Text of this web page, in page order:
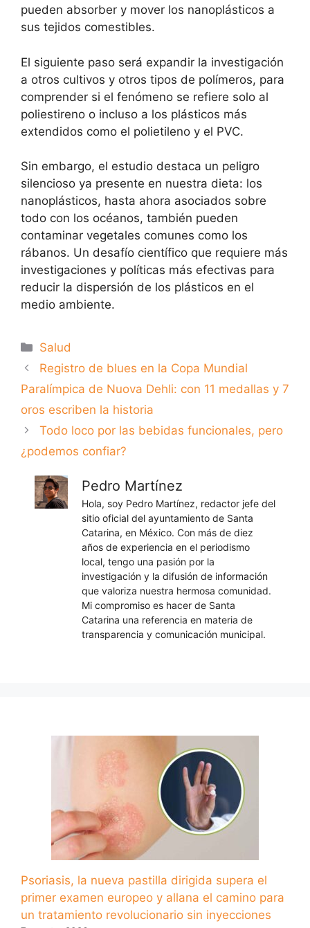
pueden absorber y mover los nanoplásticos a
sus tejidos comestibles.
El siguiente paso será expandir la investigación
a otros cultivos y otros tipos de polímeros, para
comprender si el fenómeno se refiere solo al
poliestireno o incluso a los plásticos más
extendidos como el polietileno y el PVC.
Sin embargo, el estudio destaca un peligro
silencioso ya presente en nuestra dieta: los
nanoplásticos, hasta ahora asociados sobre
todo con los océanos, también pueden
contaminar vegetales comunes como los
rábanos. Un desafío científico que requiere más
investigaciones y políticas más efectivas para
reducir la dispersión de los plásticos en el
medio ambiente.
Categorías
Salud
Registro de blues en la Copa Mundial
Paralímpica de Nuova Dehli: con 11 medallas y 7
oros escriben la historia
Todo loco por las bebidas funcionales, pero
¿podemos confiar?
Pedro Martínez
Hola, soy Pedro Martínez, redactor jefe del
sitio oficial del ayuntamiento de Santa
Catarina, en México. Con más de diez
años de experiencia en el periodismo
local, tengo una pasión por la
investigación y la difusión de información
que valoriza nuestra hermosa comunidad.
Mi compromiso es hacer de Santa
Catarina una referencia en materia de
transparencia y comunicación municipal.
Psoriasis, la nueva pastilla dirigida supera el
primer examen europeo y allana el camino para
un tratamiento revolucionario sin inyecciones